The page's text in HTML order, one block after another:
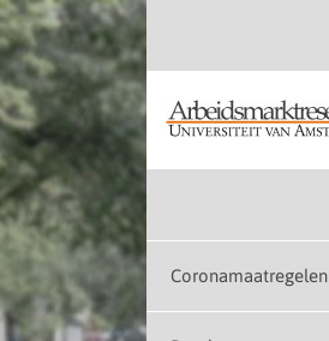
Coronamaatregelen